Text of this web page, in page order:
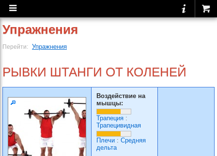
Упражнения
Перейти: Упражнения
РЫВКИ ШТАНГИ ОТ КОЛЕНЕЙ
Воздействие на
мышцы:
Трапеция :
Трапецивидная
Плечи : Средняя
дельта